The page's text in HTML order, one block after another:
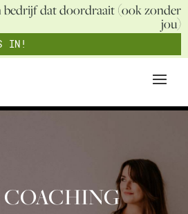
bedrijf dat doordraait (ook zonder
jou)
IN!
COACHING